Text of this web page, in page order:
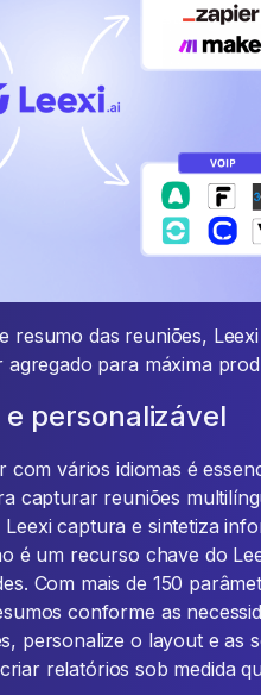
resumo das reuniões,
para máxima
personalizável
vários idiomas é
capturar reuniões
captura e sintetiza
é um recurso chave do
Com mais de 150
conforme as
personalize o layout e as
relatórios sob medida